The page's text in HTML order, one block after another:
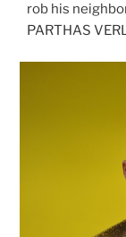
rob his
PARTHAS